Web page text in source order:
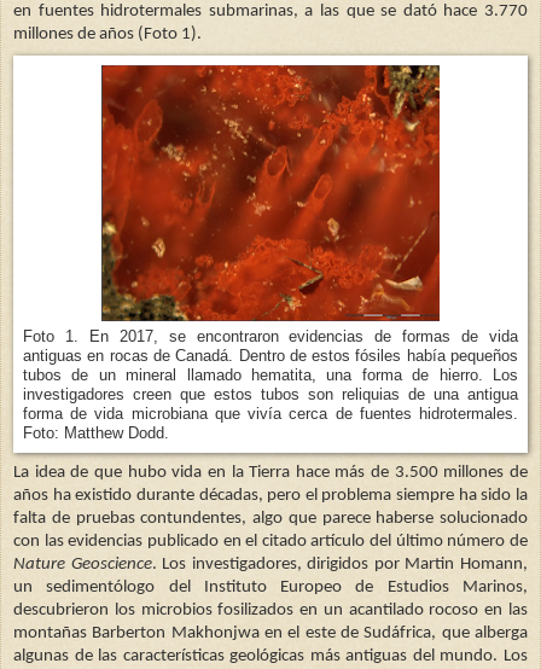
en fuentes hidrotermales submarinas, a las que se dató hace 3.770
millones de años (Foto 1).
Foto 1. En 2017, se encontraron evidencias de formas de vida
antiguas en rocas de Canadá. Dentro de estos fósiles había pequeños
tubos de un mineral llamado hematita, una forma de hierro. Los
investigadores creen que estos tubos son reliquias de una antigua
forma de vida microbiana que vivía cerca de fuentes hidrotermales.
Foto: Matthew Dodd.
La idea de que hubo vida en la Tierra hace más de 3.500 millones de
años ha existido durante décadas, pero el problema siempre ha sido la
falta de pruebas contundentes, algo que parece haberse solucionado
con las evidencias publicado en el citado artículo del último número de
Nature Geoscience. Los investigadores, dirigidos por Martin Homann,
un sedimentólogo del Instituto Europeo de Estudios Marinos,
descubrieron los microbios fosilizados en un acantilado rocoso en las
montañas Barberton Makhonjwa en el este de Sudáfrica, que alberga
algunas de las características geológicas más antiguas del mundo. Los